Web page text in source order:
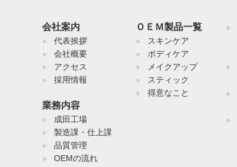
会社案内
代表挨拶
会社概要
アクセス
採用情報
業務内容
成田工場
製造課・仕上課
品質管理
OEMの流れ
ＯＥＭ製品一覧
スキンケア
ボディケア
メイクアップ
スティック
得意なこと